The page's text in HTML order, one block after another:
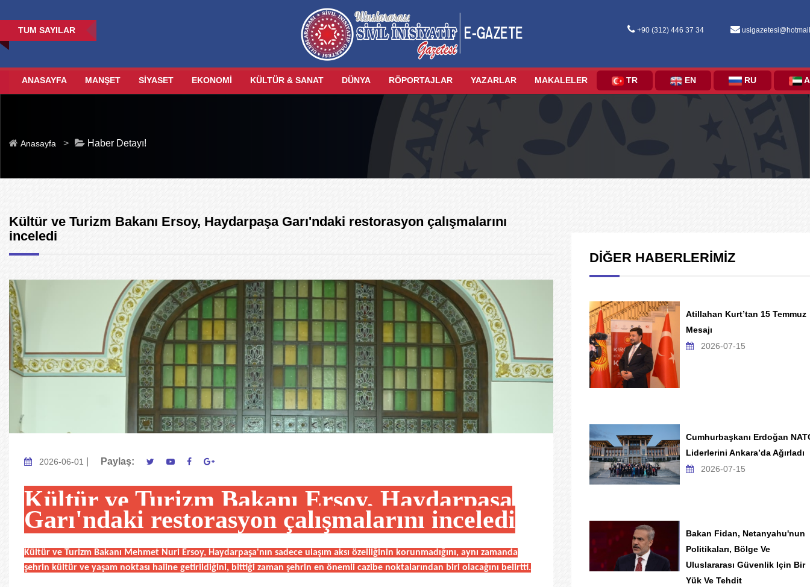
TUM SAYILAR +90 (312) 446 37 34
ANASAYFA MANŞET SİYASET EKONOMİ KÜLTÜR & SANAT DÜNYA RÖPORTAJLAR YAZARLAR MAKALELER TR EN RU
Anasayfa > Haber Detayı!
Kültür ve Turizm Bakanı Ersoy, Haydarpaşa Garı'ndaki restorasyon çalışmalarını
inceledi
2026-06-01 Paylaş:
Kültür ve Turizm Bakanı Ersoy, Haydarpaşa
Garı'ndaki restorasyon çalışmalarını inceledi
Kültür ve Turizm Bakanı Mehmet Nuri Ersoy, Haydarpaşa'nın sadece ulaşım aksı özelliğinin korunmadığını, aynı zamanda
şehrin kültür ve yaşam noktası haline getirildiğini, bittiği zaman şehrin en önemli cazibe noktalarından biri olacağını belirtti.
DİĞER HABERLERİMİZ
Atillahan Kurt’tan 15 Temmuz
Mesajı
2026-07-15
Cumhurbaşkanı Erdoğan
Liderlerini Ankara’da Ağırladı
2026-07-15
Bakan Fidan, Netanyahu'nun
Politikaları, Bölge Ve
Uluslararası Güvenlik Için Bir
Yük Ve Tehdit